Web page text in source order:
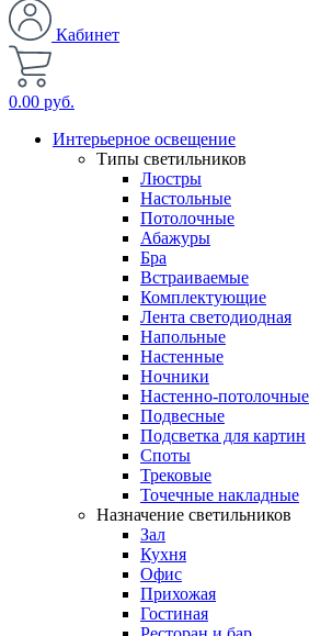
Кабинет
0.00 руб.
Интерьерное освещение
Типы светильников
Люстры
Настольные
Потолочные
Абажуры
Бра
Встраиваемые
Комплектующие
Лента светодиодная
Напольные
Настенные
Ночники
Настенно-потолочные
Подвесные
Подсветка для картин
Споты
Трековые
Точечные накладные
Назначение светильников
Зал
Кухня
Офис
Прихожая
Гостиная